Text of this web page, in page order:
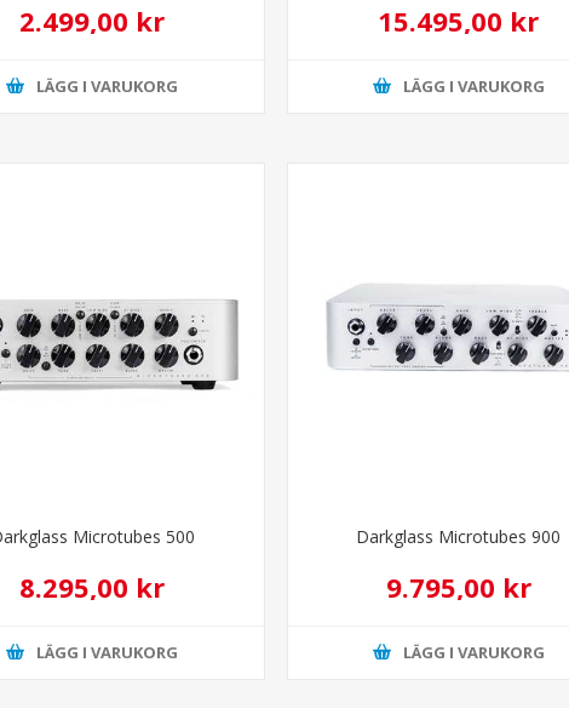
2.499,00 kr
LÄGG I VARUKORG
15.495,00 kr
LÄGG I VARUKORG
Microtubes 500
8.295,00 kr
LÄGG I VARUKORG
Darkglass Microtubes 900
9.795,00 kr
LÄGG I VARUKORG